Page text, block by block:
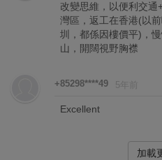
改變思維，以便利交通
灣區，返工在香港(以
圳，都係因樓價平)，
山，開闊視野胸襟
+85298****49 5年前
Excellent
加載